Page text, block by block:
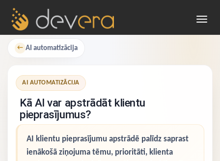
← AI automatizācija
AI AUTOMATIZĀCIJA
Kā AI var apstrādāt klientu
pieprasījumus?
AI klientu pieprasījumu apstrādē palīdz saprast
ienākošā ziņojuma tēmu, prioritāti, klienta